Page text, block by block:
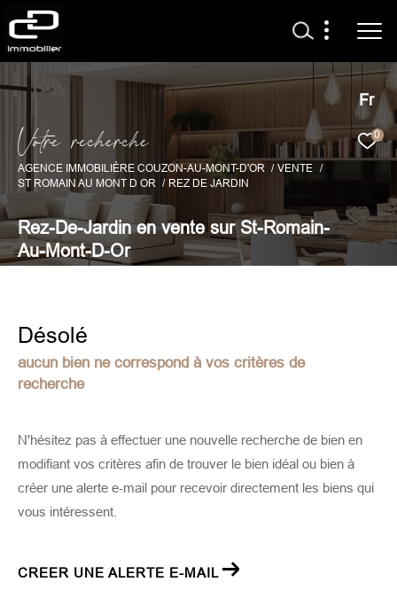
Fr
0
Votre recherche
AGENCE IMMOBILIÈRE COUZON-AU-MONT-D'OR
VENTE
ST ROMAIN AU MONT D OR
REZ DE JARDIN
Rez-De-Jardin en vente sur St-Romain-
Au-Mont-D-Or
Désolé
aucun bien ne correspond à vos critères de
recherche
N'hésitez pas à effectuer une nouvelle recherche de bien en
modifiant vos critères afin de trouver le bien idéal ou bien à
créer une alerte e-mail pour recevoir directement les biens qui
vous intéressent.
CREER UNE ALERTE E-MAIL